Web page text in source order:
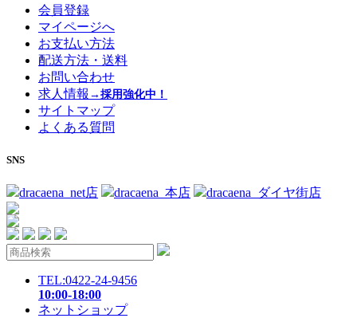
会員登録
マイページへ
お支払い方法
配送方法・送料
お問い合わせ
求人情報 →採用強化中！
サイトマップ
よくある質問
SNS
dracaena_net店 dracaena_本店 dracaena_ダイヤ街店
TEL:0422-24-9456
10:00-18:00
ネットショップ